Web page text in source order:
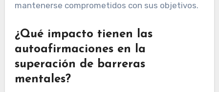
mantenerse comprometidos con sus objetivos.
¿Qué impacto tienen las
autoafirmaciones en la
superación de barreras
mentales?